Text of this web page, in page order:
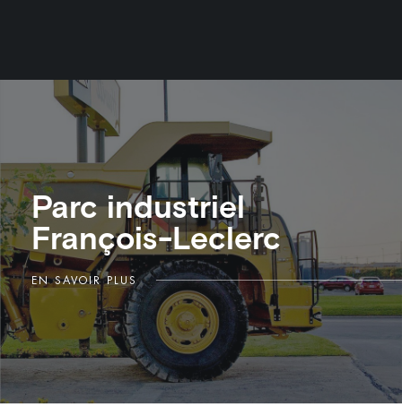
Parc industriel
François-Leclerc
EN SAVOIR PLUS